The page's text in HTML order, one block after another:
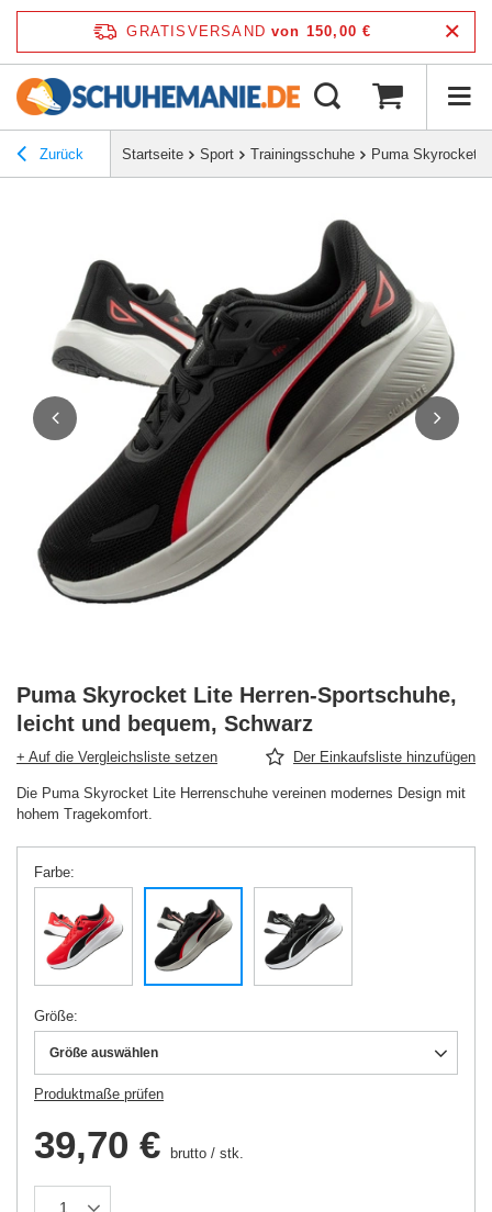
GRATISVERSAND von 150,00 €
Zurück Startseite Sport Trainingsschuhe Puma Skyrocket
Puma Skyrocket Lite Herren-Sportschuhe,
leicht und bequem, Schwarz
+ Auf die Vergleichsliste setzen Der Einkaufsliste hinzufügen
Die Puma Skyrocket Lite Herrenschuhe vereinen modernes Design mit
hohem Tragekomfort.
Farbe
Größe
Größe auswählen
Produktmaße prüfen
39,70 € brutto / stk.